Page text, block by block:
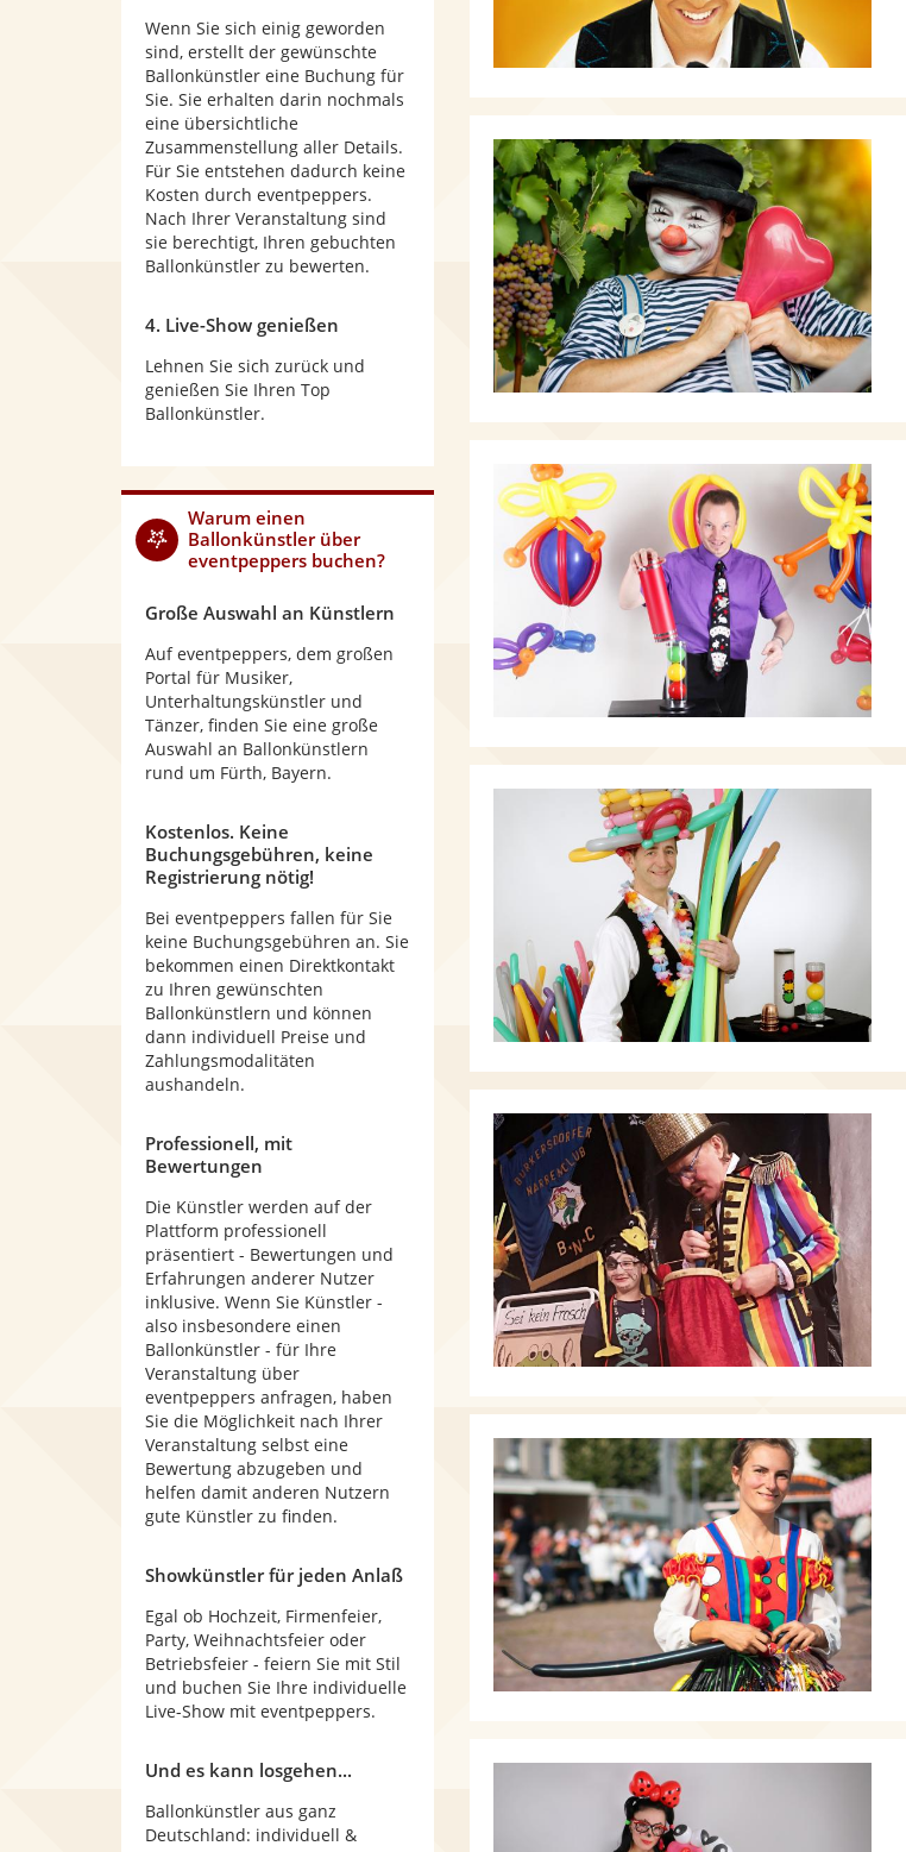
Wenn Sie sich einig geworden
sind, erstellt der gewünschte
Ballonkünstler eine Buchung für
Sie. Sie erhalten darin nochmals
eine übersichtliche
Zusammenstellung aller Details.
Für Sie entstehen dadurch keine
Kosten durch eventpeppers.
Nach Ihrer Veranstaltung sind
sie berechtigt, Ihren gebuchten
Ballonkünstler zu bewerten.
4. Live-Show genießen
Lehnen Sie sich zurück und
genießen Sie Ihren Top
Ballonkünstler.
Warum einen
Ballonkünstlerüber
eventpeppers buchen?
Große Auswahl an Künstlern
Auf eventpeppers, dem großen
Portal für Musiker,
Unterhaltungskünstler und
Tänzer, finden Sie eine große
Auswahl an Ballonkünstlern
rund um Fürth, Bayern.
Kostenlos. Keine
Buchungsgebühren, keine
Registrierung nötig!
Bei eventpeppers fallen für Sie
keine Buchungsgebühren an. Sie
bekommen einen Direktkontakt
zu Ihren gewünschten
Ballonkünstlern und können
dann individuell Preise und
Zahlungsmodalitäten
aushandeln.
Professionell, mit
Bewertungen
Die Künstler werden auf der
Plattform professionell
präsentiert - Bewertungen und
Erfahrungen anderer Nutzer
inklusive. Wenn Sie Künstler -
also insbesondere einen
Ballonkünstler - für Ihre
Veranstaltung über
eventpeppers anfragen, haben
Sie die Möglichkeit nach Ihrer
Veranstaltung selbst eine
Bewertung abzugeben und
helfen damit anderen Nutzern
gute Künstler zu finden.
Showkünstler für jeden Anlaß
Egal ob Hochzeit, Firmenfeier,
Party, Weihnachtsfeier oder
Betriebsfeier - feiern Sie mit Stil
und buchen Sie Ihre individuelle
Live-Show mit eventpeppers.
Und es kann losgehen...
Ballonkünstler aus ganz
Deutschland: individuell &